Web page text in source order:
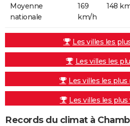
Moyenne
nationale
169
km/h
148
Les villes les
Les villes les
Les villes les plus
Les villes les
Records du climat à